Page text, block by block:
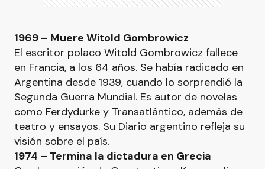
1969 – Muere Witold Gombrowicz
El escritor polaco Witold Gombrowicz fallece
en Francia, a los 64 años. Se había radicado en
Argentina desde 1939, cuando lo sorprendió la
Segunda Guerra Mundial. Es autor de novelas
como Ferdydurke y Transatlántico, además de
teatro y ensayos. Su Diario argentino refleja su
visión sobre el país.
1974 – Termina la dictadura en Grecia